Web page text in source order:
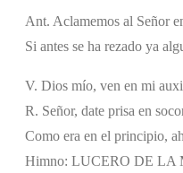
Ant. Aclamemos al Señor
Si antes se ha rezado ya
V. Dios mío, ven en mi
R. Señor, date prisa en
Como era en el principio,
Himno: LUCERO DE LA